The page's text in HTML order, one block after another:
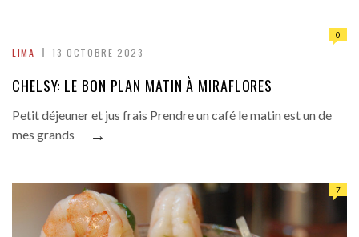
LIMA 13 OCTOBRE 2023
0
CHELSY: LE BON PLAN MATIN À MIRAFLORES
Petit déjeuner et jus frais Prendre un café le matin est un de
mes grands
→
7